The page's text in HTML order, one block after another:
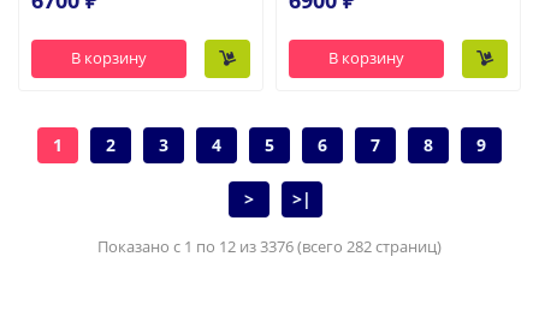
В корзину В корзину
1 2 3 4 5 6 7 8 9
> >|
Показано с 1 по 12 из 3376 (всего 282 страниц)